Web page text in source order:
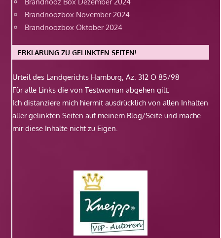
Brandnoozbox November 2024
Brandnoozbox Oktober 2024
ERKLÄRUNG ZU GELINKTEN SEITEN!
Urteil des Landgerichts Hamburg, Az. 312 O 85/98
Für alle Links die von Testwoman abgehen gilt:
Ich distanziere mich hiermit ausdrücklich von allen Inhalten
aller gelinkten Seiten auf meinem Blog/Seite und mache
mir diese Inhalte nicht zu Eigen.